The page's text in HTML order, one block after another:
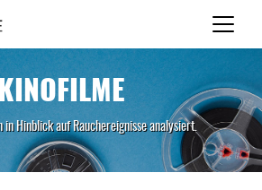
Hinblick auf Rauchereignisse analysiert.